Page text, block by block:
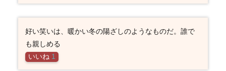
好い笑いは、暖かい冬の陽ざしのようなものだ。誰で
も親しめる
いいね 1